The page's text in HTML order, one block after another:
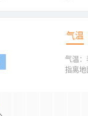
气温
气温：
指离地